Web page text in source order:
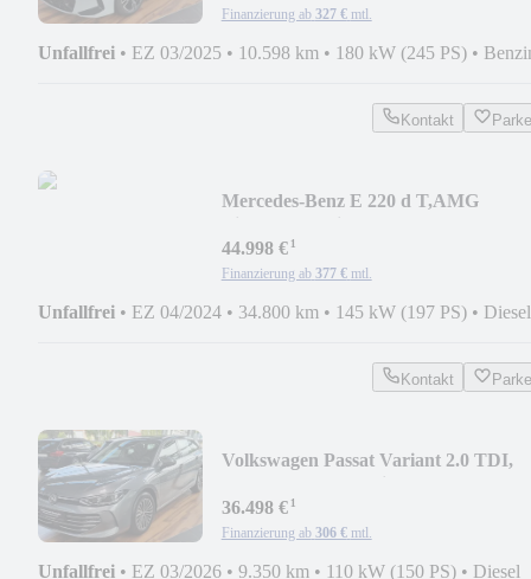
Finanzierung ab 327 € mtl.
Unfallfrei • EZ 03/2025 • 10.598 km • 180 kW (245 PS) •
Kontakt
Mercedes-Benz E 220 d T,AMG
Paket+LED+Ambiente
44.998 €¹
Finanzierung ab 377 € mtl.
Unfallfrei • EZ 04/2024 • 34.800 km • 145 kW (197 PS) • Diesel
Kontakt
Volkswagen Passat Variant 2.0 TDI,
36.498 €¹
Finanzierung ab 306 € mtl.
Unfallfrei • EZ 03/2026 • 9.350 km • 110 kW (150 PS) • Diesel